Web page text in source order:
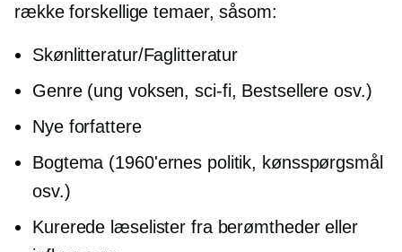
række forskellige temaer, såsom:
Skønlitteratur/Faglitteratur
Genre (ung voksen,sci-fi, Bestsellere osv.)
Nye forfattere
Bogtema (1960'ernes politik, kønsspørgsmål
osv.)
Kurerede læselister fra berømtheder eller